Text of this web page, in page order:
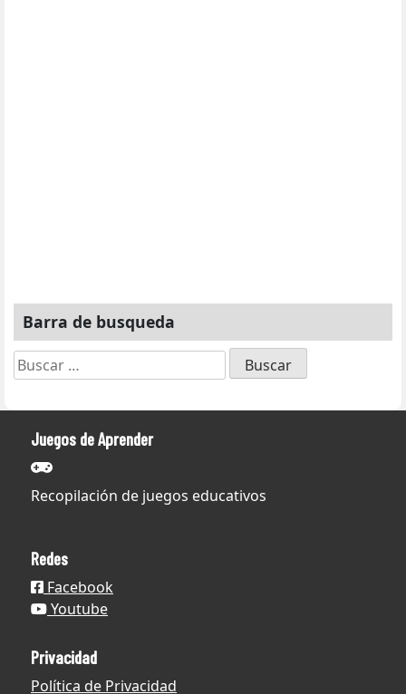
Barra de busqueda
Buscar:
Juegos de Aprender
Recopilación de juegos educativos
Redes
Facebook
Youtube
Privacidad
Política de Privacidad